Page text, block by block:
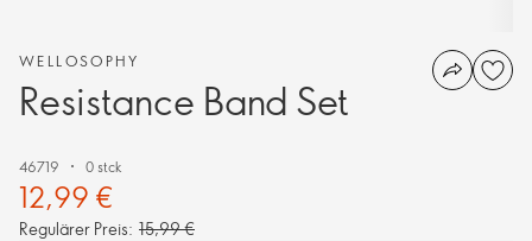
WELLOSOPHY
Resistance Band Set
46719 0 stck
12,99 €
Regulärer Preis: 15,99 €